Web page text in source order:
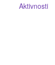
Aktivnosti